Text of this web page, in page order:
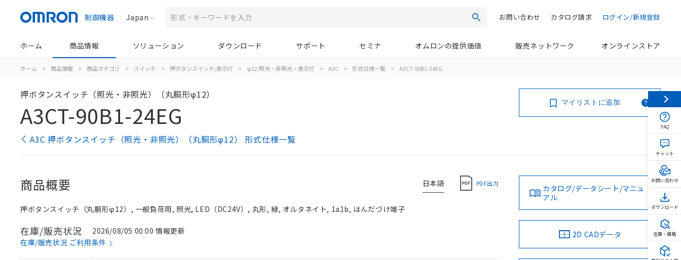
制御機器 Japan 検索 ログイン/新規登録
カタログ請求
お問い合わせ
ホーム 商品情報 ソリューション ダウンロード サポート セミナ オムロンの提供価値 販売ネットワーク オンラインストア
ホーム > 商品情報 > 商品カテゴリ > スイッチ > 押ボタンスイッチ/表示灯 > φ12:照光・非照光・表示灯 > A3C > 形式仕様一覧 > A3CT-90B1-24EG
押ボタンスイッチ（照光・非照光）（丸胴形φ12）
A3CT-90B1-24EG
A3C 押ボタンスイッチ（照光・非照光）（丸胴形φ12） 形式仕様一覧
マイリストに追加
日本語 PDF出力
商品概要
押ボタンスイッチ（丸胴形φ12）, 一般負荷用, 照光, LED（DC24V）, 丸形, 緑, オルタネイト, 1a1b, はんだづけ端子
在庫/販売状況
2026/08/05 00:00 情報更新
在庫/販売状況 ご利用条件
カタログ/データシート/マニュ
アル
2D CADデータ
FAQ
チャット
お問い合わせ
ダウンロード
在庫・価格